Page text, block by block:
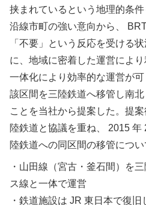
挟まれているという地理的条
沿線市町の強い意向から、
「不要」という反応を受ける
に、地域に密着した運営により
一体化により効率的な運営が
該区間を三陸鉄道へ移管し南
ことを当社から提案した。提
陸鉄道と協議を重ね、 2015
陸鉄道への同区間の移管につい
・山田線（宮古・釜石間）を
ス線と一体で運営
・鉄道施設は JR 東日本で復